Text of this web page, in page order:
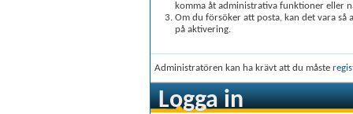
komma åt administrativa funktioner eller
Om du försöker att posta, kan det vara
på aktivering.
Administratören kan ha krävt att du måste
Logga in